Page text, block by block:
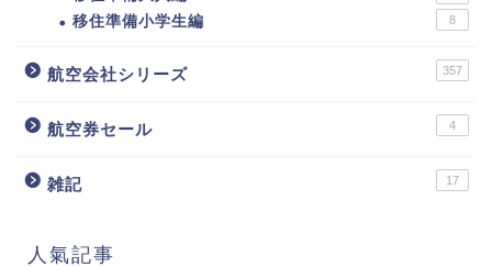
移住準備小学生編
8
航空会社シリーズ 357
航空券セール 4
雑記 17
人氣記事